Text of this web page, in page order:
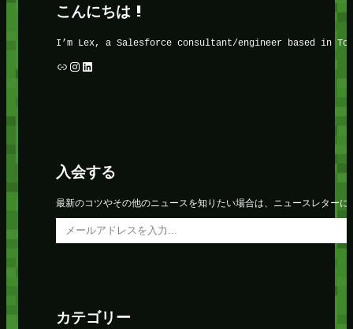
こんにちは !
I’m Lex, a Salesforce consultant/engineer based in
リンク Instagram LinkedIn
入会する
最新のコツやその他のニュースを知りたい場合は、ニュースレター
メールアドレスを入力…
カテゴリー